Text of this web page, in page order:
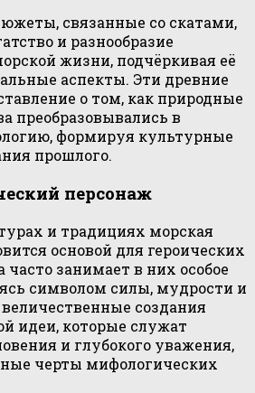
связанные со скатами,
и разнообразие
жизни, подчёркивая её
аспекты. Эти древние
о том, как природные
преобразовывались в
формируя культурные
прошлого.
персонаж
и традициях морская
основой для героических
часто занимает в них особое
символом силы, мудрости и
создания
идеи, которые служат
и глубокого уважения,
черты мифологических